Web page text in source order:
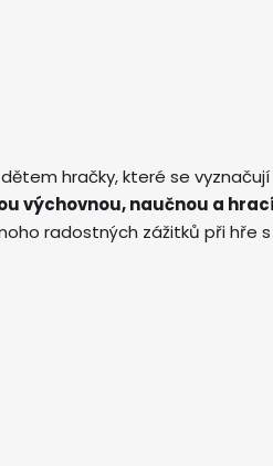
hračky, které se
výchovnou, naučnou a
radostných zážitků při hře